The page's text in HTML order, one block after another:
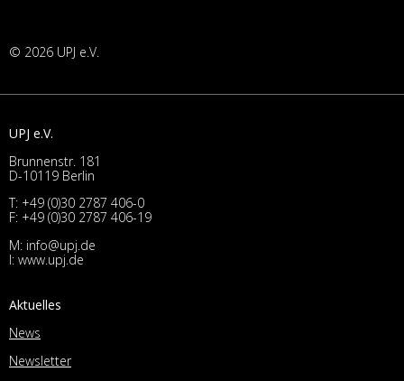
© 2026 UPJ e.V.
UPJ e.V.
Brunnenstr. 181
D-10119 Berlin
T: +49 (0)30 2787 406-0
F: +49 (0)30 2787 406-19
M: info@upj.de
I: www.upj.de
Aktuelles
News
Newsletter